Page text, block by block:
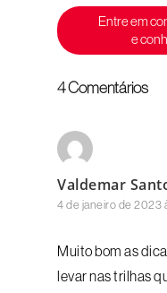
Entre em
e
4 Comentários
Valdemar
4 de janeiro de 2023
Muito bom as
levar nas trilhas